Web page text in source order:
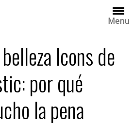
Menu
Icons de
por qué
la pena